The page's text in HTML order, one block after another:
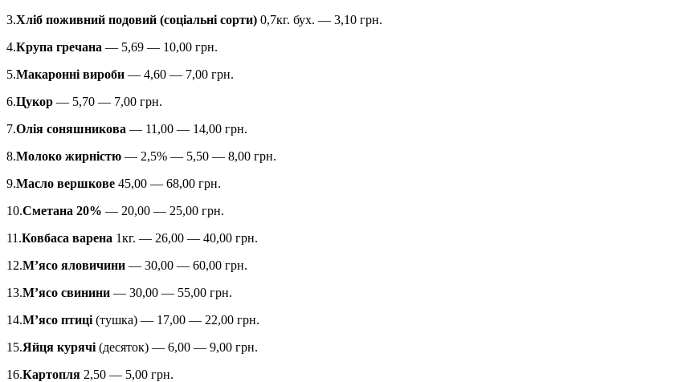
3.Хліб поживний подовий (соціальні сорти) 0,7кг. бух. — 3,10 грн.
4.Крупа гречана — 5,69 — 10,00 грн.
5.Макаронні вироби — 4,60 — 7,00 грн.
6.Цукор — 5,70 — 7,00 грн.
7.Олія соняшникова — 11,00 — 14,00 грн.
8.Молоко жирністю — 2,5% — 5,50 — 8,00 грн.
9.Масло вершкове 45,00 — 68,00 грн.
10.Сметана 20% — 20,00 — 25,00 грн.
11.Ковбаса варена 1кг. — 26,00 — 40,00 грн.
12.М’ясо яловичини — 30,00 — 60,00 грн.
13.М’ясо свинини — 30,00 — 55,00 грн.
14.М’ясо птиці (тушка) — 17,00 — 22,00 грн.
15.Яйця курячі (десяток) — 6,00 — 9,00 грн.
16.Картопля 2,50 — 5,00 грн.